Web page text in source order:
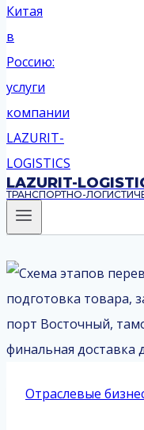
LAZURIT-
ТРАНСПОРТНО-
Отраслевые